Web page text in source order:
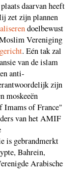
daarvan heeft
zet zijn plannen
doelbewust
Vereniging
. Eén tak zal
van de islam
anti-
zijn
moskeeën
Imams of France"
van het AMIF
is gebrandmerkt
Bahrein,
Arabische